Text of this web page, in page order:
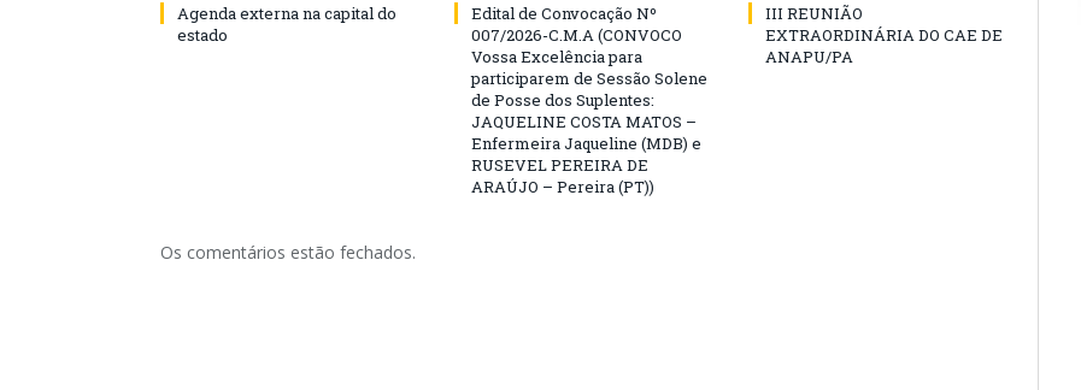
Agenda externa na capital do
estado
Edital de Convocação Nº
007/2026-C.M.A (CONVOCO
Vossa Excelência para
participarem de Sessão Solene
de Posse dos Suplentes:
JAQUELINE COSTA MATOS –
Enfermeira Jaqueline (MDB) e
RUSEVEL PEREIRA DE
ARAÚJO – Pereira (PT))
III REUNIÃO
EXTRAORDINÁRIA DO CAE DE
ANAPU/PA
Os comentários estão fechados.